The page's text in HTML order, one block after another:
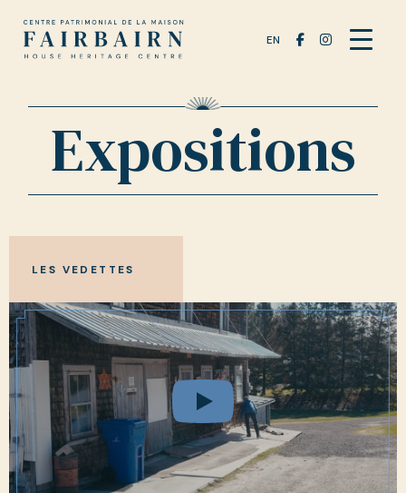
EN
Expositions
LES VEDETTES